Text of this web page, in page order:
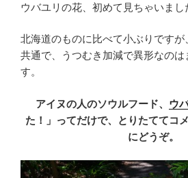
ウバユリの花、初めて見ちゃいまし
北海道のものに比べて小ぶりです
共通で、うつむき加減で異形なの
す。
アイヌの人のソウルフード、 ウ
た！」ってだけで、とりたててコ
にどうぞ。